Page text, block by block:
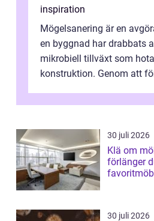
inspiration
Mögelsanering är en
en byggnad har drabbats
mikrobiell tillväxt som
konstruktion. Genom att
30 juli 2026
Klä om
förlänger
30 juli 2026